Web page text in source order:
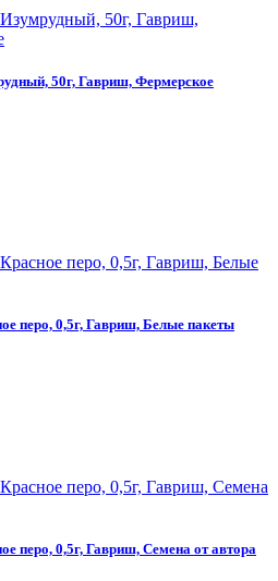
50г, Гавриш, Фермерское
перо, 0,5г, Гавриш, Белые пакеты
перо, 0,5г, Гавриш, Семена от автора